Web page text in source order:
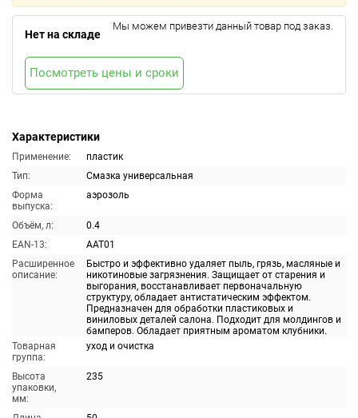
Характеристики
Применение:
пластик
Тип:
Смазка универсальная
Форма
выпуска:
аэрозоль
Объём, л:
0.4
EAN-13:
AAT01
Расширенное
описание:
Быстро и эффективно удаляет пыль, грязь, масляные и
никотиновые загрязнения. Защищает от старения и
выгорания, восстанавливает первоначальную
структуру, обладает антистатическим эффектом.
Предназначен для обработки пластиковых и
виниловых деталей салона. Подходит для молдингов и
бамперов. Обладает приятным ароматом клубники.
Товарная
группа:
уход и очистка
Высота
упаковки,
мм:
235
Нет на складе
Мы можем привезти данный товар под заказ.
Посмотреть цены и сроки